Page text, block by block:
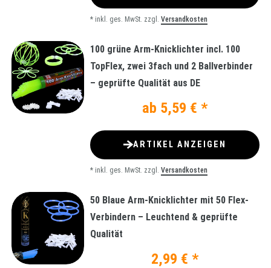
* inkl. ges. MwSt. zzgl. Versandkosten
100 grüne Arm-Knicklichter incl. 100
TopFlex, zwei 3fach und 2 Ballverbinder
– geprüfte Qualität aus DE
ab 5,59 € *
ARTIKEL ANZEIGEN
* inkl. ges. MwSt. zzgl. Versandkosten
50 Blaue Arm-Knicklichter mit 50 Flex-
Verbindern – Leuchtend & geprüfte
Qualität
2,99 € *